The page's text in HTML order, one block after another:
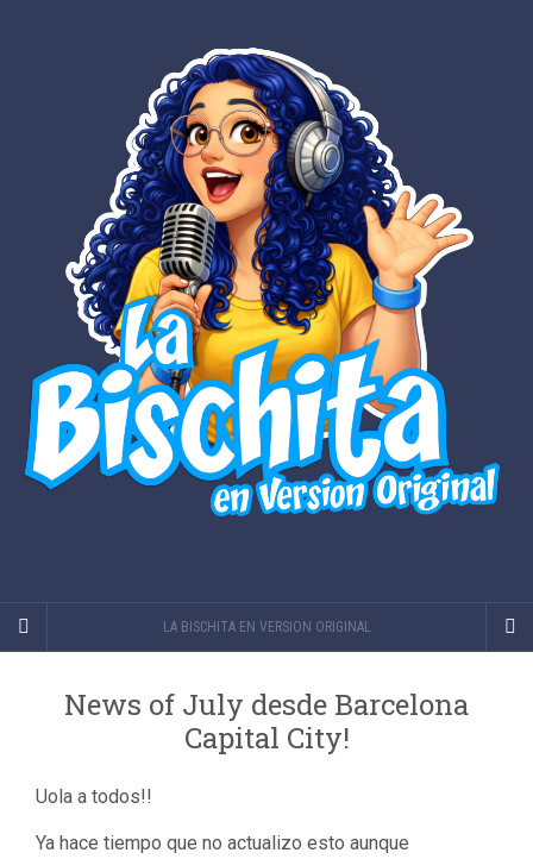
LA BISCHITA EN VERSION ORIGINAL
News of July desde Barcelona
Capital City!
Uola a todos!!
Ya hace tiempo que no actualizo esto aunque